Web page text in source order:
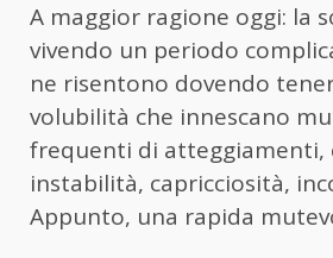
A maggior ragione oggi: la
vivendo un periodo
ne risentono dovendo
volubilità che innescano
frequenti di atteggiamenti,
instabilità, capricciosità,
Appunto, una rapida